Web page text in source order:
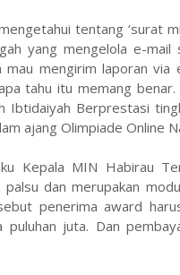
tentang ‘surat
yang mengelola e-
mengirim laporan via
tahu itu memang
Ibtidaiyah Berprestasi
ajang Olimpiade Online
Kepala MIN Habirau
dan merupakan
penerima award
puluhan juta. Dan